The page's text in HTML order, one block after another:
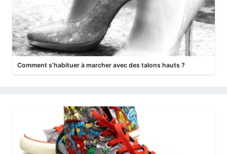
Comment s’habituer à marcher avec des talons hauts ?